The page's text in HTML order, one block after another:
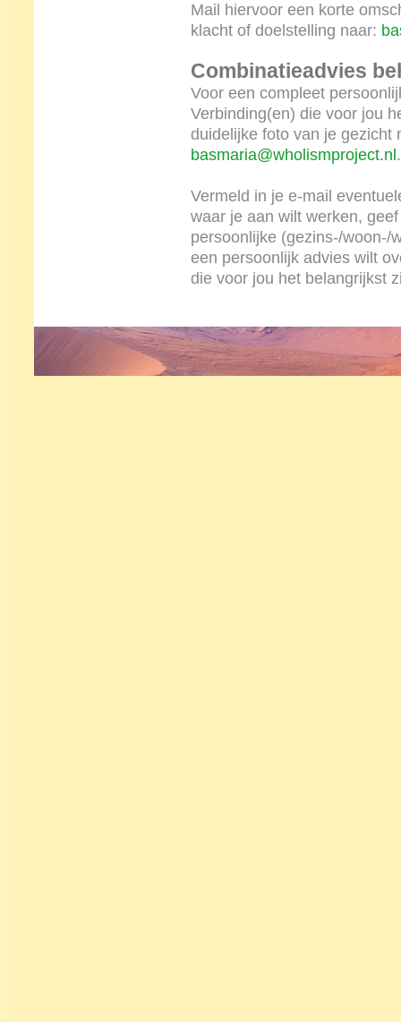
Mail hiervoor een korte
klacht of doelstelling naar:
Combinatieadvies
Voor een compleet
Verbinding(en) die voor jou
duidelijke foto van je gezicht
basmaria@wholismproject.nl
Vermeld in je e-mail
waar je aan wilt werken,
persoonlijke (gezins-/woon-/
een persoonlijk advies wilt
die voor jou het belangrijkst